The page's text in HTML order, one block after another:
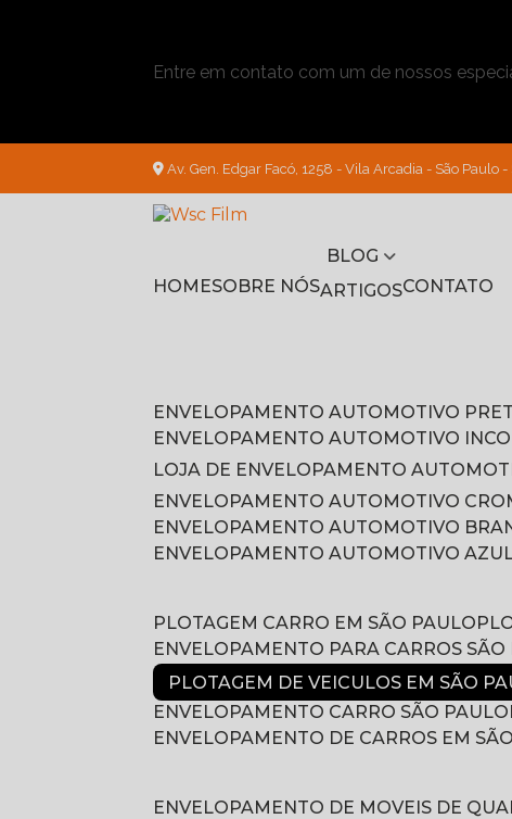
Entre em contato com um de nossos
Av. Gen. Edgar Facó, 1258 - Vila Arcadia - São Paulo -
HOME SOBRE NÓS
BLOG
ARTIGOS
CONTATO
ENVELOPAMENTO AUTOMOTIVO
ENVELOPAMENTO AUTOMOTIVO
LOJA DE ENVELOPAMENTO
ENVELOPAMENTO AUTOMOTIVO
ENVELOPAMENTO AUTOMOTIVO
ENVELOPAMENTO AUTOMOTIVO
PLOTAGEM CARRO EM SÃO PAULO
ENVELOPAMENTO PARA CARROS
PLOTAGEM DE VEICULOS EM SÃO
ENVELOPAMENTO CARRO SÃO PAULO
ENVELOPAMENTO DE CARROS EM
ENVELOPAMENTO DE MOVEIS DE